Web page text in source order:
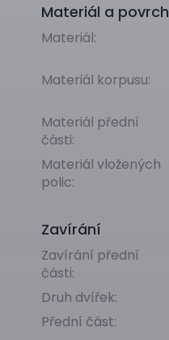
Materiál a povrch
Materiál:
Materiál korpusu:
Materiál přední
části:
Materiál vložených
polic:
Zavírání
Zavírání přední
části:
Druh dvířek:
Přední část: